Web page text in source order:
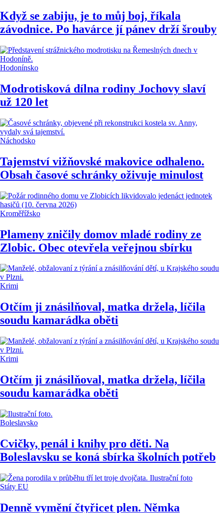
Když se zabiju, je to můj boj, říkala
závodnice. Po havárce jí pánev drží šrouby
Hodonínsko
Modrotisková dílna rodiny Jochovy slaví
už 120 let
Náchodsko
Tajemství vižňovské makovice odhaleno.
Obsah časové schránky oživuje minulost
Kroměřížsko
Plameny zničily domov mladé rodiny ze
Zlobic. Obec otevřela veřejnou sbírku
Krimi
Otčím ji znásilňoval, matka držela, líčila
soudu kamarádka oběti
Krimi
Otčím ji znásilňoval, matka držela, líčila
soudu kamarádka oběti
Boleslavsko
Cvičky, penál i knihy pro děti. Na
Boleslavsku se koná sbírka školních potřeb
Státy EU
Denně vymění čtyřicet plen. Němka